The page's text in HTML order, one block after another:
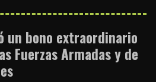
un bono extraordinario
Fuerzas Armadas y de